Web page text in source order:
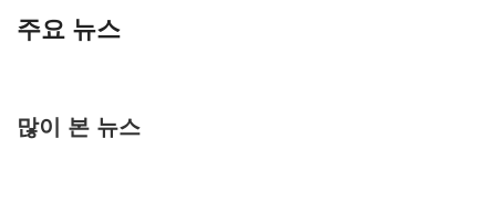
주요 뉴스
많이 본 뉴스